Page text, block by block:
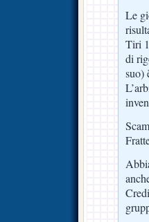
Le
Tiri
di
suo)